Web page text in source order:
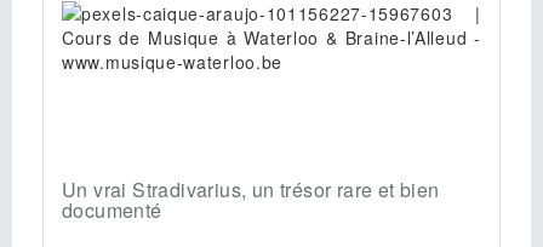
Un vrai Stradivarius, un trésor rare et bien
documenté